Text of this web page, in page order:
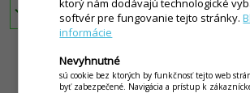
check Inventúry a rýchle inventúry
ZOBRAZIŤ PODROBNÉ POROVNANIE
softvér pre fungovanie tejto stránky.
informácie
Nevyhnutné
sú cookie bez ktorých by funkčnosť tejto web
byť zabezpečené. Navigácia a prístup k